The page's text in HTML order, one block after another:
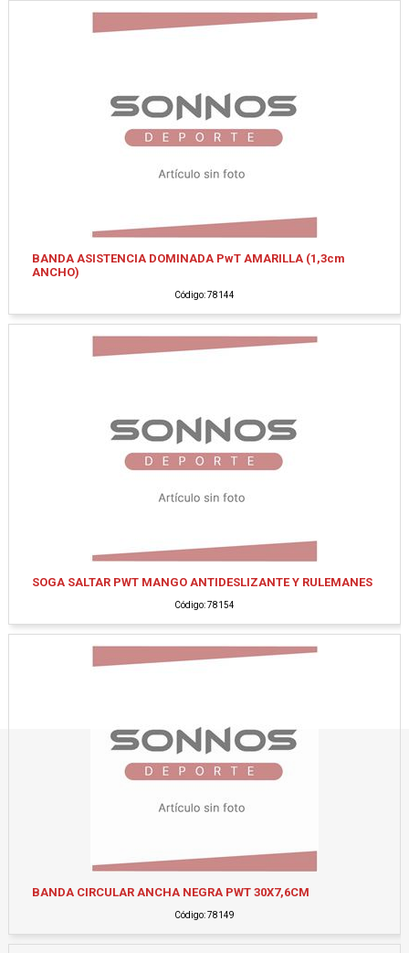
BANDA ASISTENCIA DOMINADA PwT AMARILLA (1,3cm
ANCHO)
Código: 78144
SOGA SALTAR PWT MANGO ANTIDESLIZANTE Y RULEMANES
Código: 78154
BANDA CIRCULAR ANCHA NEGRA PWT 30X7,6CM
Código: 78149